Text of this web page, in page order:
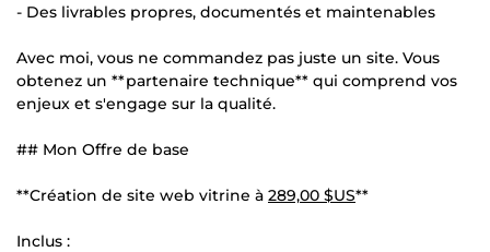
- Des livrables propres, documentés et maintenables
Avec moi, vous ne commandez pas juste un site. Vous
obtenez un **partenaire technique** qui comprend vos
enjeux et s'engage sur la qualité.
## Mon Offre de base
**Création de site web vitrine à 289,00 $US**
Inclus :